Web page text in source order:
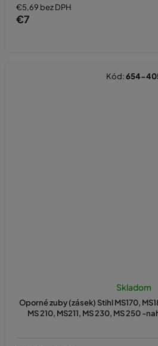
€5,69 bez DPH
€7
Oporné zuby (zásek) Stihl MS170,
MS 210, MS211, MS 230, MS 250 -
Skladom
Kód:654-